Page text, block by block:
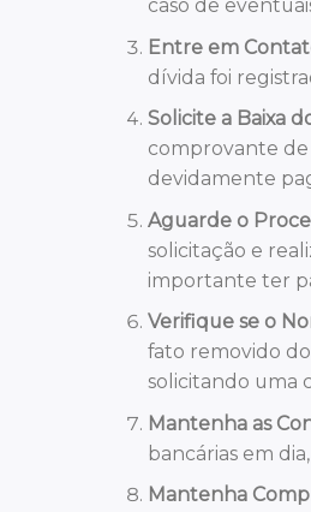
caso de
Entre em
dívida foi
Solicite a Baixa
comprovante de
devidamente
Aguarde o
solicitação e
importante ter
Verifique se o
fato removido
solicitando uma
Mantenha as
bancárias em
Mantenha